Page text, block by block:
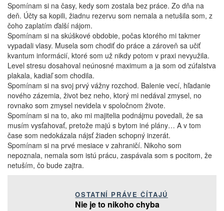
Spomínam si na časy, kedy som zostala bez práce. Zo dňa na
deň. Účty sa kopili, žiadnu rezervu som nemala a netušila som, z
čoho zaplatím ďalší nájom.
Spomínam si na skúškové obdobie, počas ktorého mi takmer
vypadali vlasy. Musela som chodiť do práce a zároveň sa učiť
kvantum informácií, ktoré som už nikdy potom v praxi nevyužila.
Level stresu dosahoval neúnosné maximum a ja som od zúfalstva
plakala, kadiaľ som chodila.
Spomínam si na svoj prvý vážny rozchod. Balenie vecí, hľadanie
nového zázemia, život bez neho, ktorý mi nedával zmysel, no
rovnako som zmysel nevidela v spoločnom živote.
Spomínam si na to, ako mi majitelia podnájmu povedali, že sa
musím vysťahovať, pretože majú s bytom iné plány… A v tom
čase som nedokázala nájsť žiaden schopný inzerát.
Spomínam si na prvé mesiace v zahraničí. Nikoho som
nepoznala, nemala som istú prácu, zaspávala som s pocitom, že
netuším, čo bude zajtra.
OSTATNÍ PRÁVE ČÍTAJÚ
Nie je to nikoho chyba